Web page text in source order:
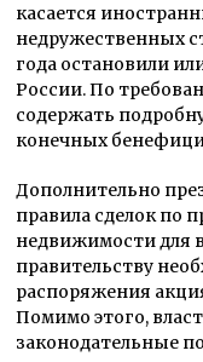
касается
недружественных
года остановили
России. По
содержать
конечных
Дополнительно
правила сделок по
недвижимости для
правительству
распоряжения
Помимо этого,
законодательные